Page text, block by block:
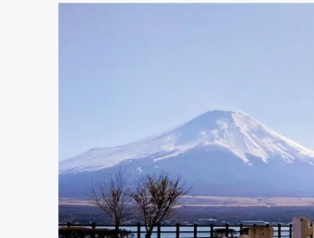
映像・映画
ビジネス・起業
まちづくり・地域活性化